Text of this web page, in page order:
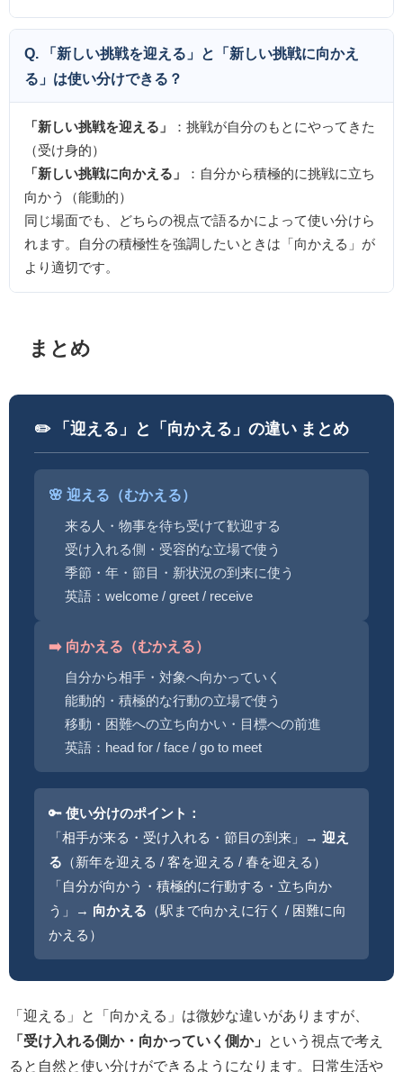
Q. 「新しい挑戦を迎える」と「新しい挑戦に向かえ
る」は使い分けできる？
「新しい挑戦を迎える」
：挑戦が自分のもとにやってきた
（受け身的）
「新しい挑戦に向かえる」
：自分から積極的に挑戦に立ち
向かう（能動的）
同じ場面でも、どちらの視点で語るかによって使い分けら
れます。自分の積極性を強調したいときは「向かえる」が
より適切です。
まとめ
✏️ 「迎える」と「向かえる」の違い まとめ
🌸 迎える（むかえる）
来る人・物事を待ち受けて歓迎する
受け入れる側・受容的な立場で使う
季節・年・節目・新状況の到来に使う
英語：welcome / greet / receive
➡️ 向かえる（むかえる）
自分から相手・対象へ向かっていく
能動的・積極的な行動の立場で使う
移動・困難への立ち向かい・目標への前進
英語：head for / face / go to meet
🔑 使い分けのポイント：
「相手が来る・受け入れる・節目の到来」→ 迎え
る （新年を迎える / 客を迎える / 春を迎える）
「自分が向かう・積極的に行動する・立ち向か
う」→ 向かえる （駅まで向かえに行く / 困難に向
かえる）
「迎える」と「向かえる」は微妙な違いがありますが、
「受け入れる側か・向かっていく側か」
という視点で考え
ると自然と使い分けができるようになります。日常生活や